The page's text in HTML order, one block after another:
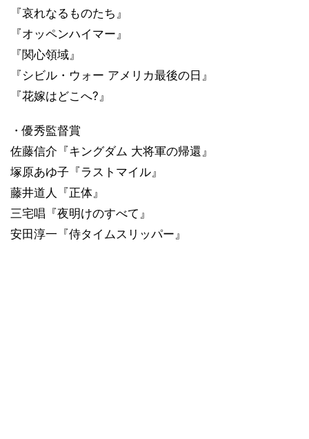
『哀れなるものたち』
『オッペンハイマー』
『関心領域』
『シビル・ウォー アメリカ最後の日』
『花嫁はどこへ?』
・優秀監督賞
佐藤信介『キングダム 大将軍の帰還』
塚原あゆ子『ラストマイル』
藤井道人『正体』
三宅唱『夜明けのすべて』
安田淳一『侍タイムスリッパー』